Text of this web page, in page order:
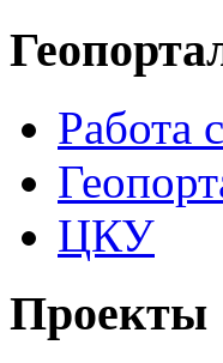
Работа
ЦКУ
Проекты